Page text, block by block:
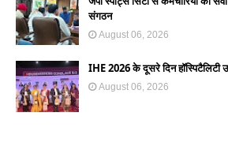
संगठन
August 06, 2026
IHE 2026 के दूसरे दिन हॉस्पिटैलिटी
August 06, 2026